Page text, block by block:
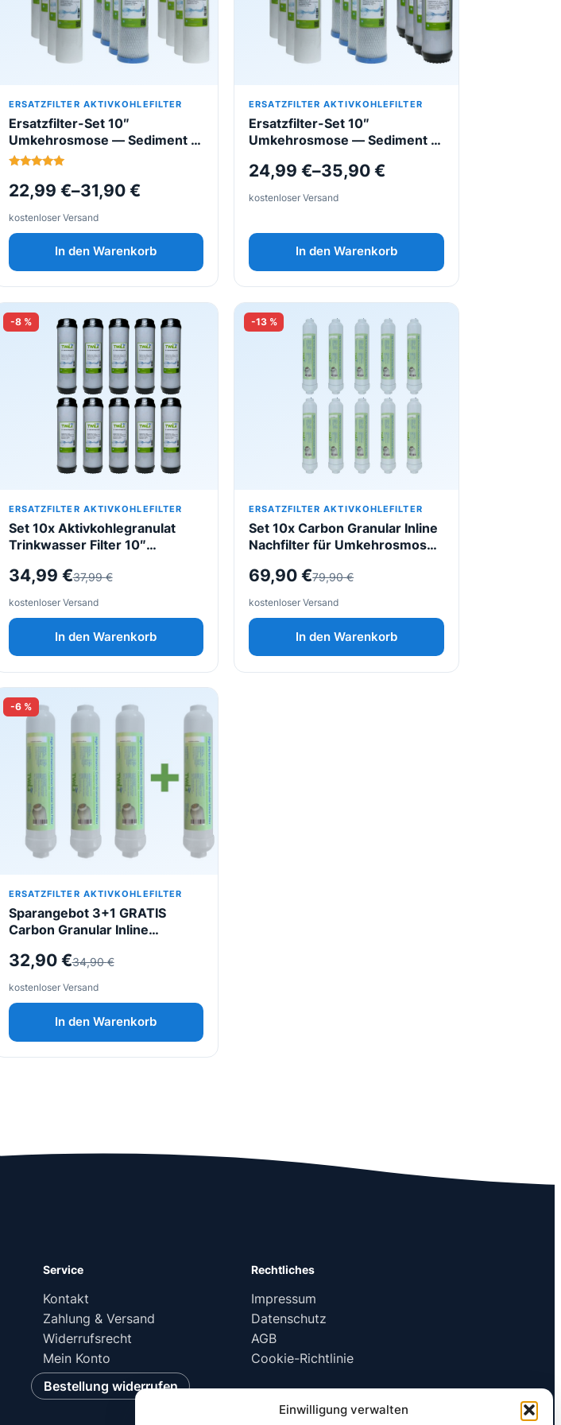
Einwilligung verwalten
ERSATZFILTER AKTIVKOHLEFILTER
Ersatzfilter-Set 10″
Umkehrosmose — Sediment &
Aktivkohleblock
mit
5.00
22,99 €–31,90 €
kostenloser Versand
In den Warenkorb
Optionen
der
Produktseite
gewählt
werden
ERSATZFILTER AKTIVKOHLEFILTER
Ersatzfilter-Set 10″
Umkehrosmose — Sediment &
24,99€–35,90€
kostenloser Versand
In den Warenkorb
Optionen
der
Produktseite
gewählt
werden
-8 %
ERSATZFILTER AKTIVKOHLEFILTER
Set 10x Aktivkohlegranulat
Trinkwasser Filter 10″
Umkehrosmose
37,99€
Ursprünglicher
Preis
war:
37,99 €
34,99 €
Aktueller
Preis
ist:
34,99 €.
kostenloser Versand
In den Warenkorb
-13 %
ERSATZFILTER AKTIVKOHLEFILTER
Set 10x Carbon Granular Inline
Nachfilter für Umkehrosmose /
79,90€
Ursprünglicher
Preis
war:
79,90 €
69,90€
Aktueller
Preis
ist:
69,90 €.
kostenloser Versand
In den Warenkorb
-6 %
ERSATZFILTER AKTIVKOHLEFILTER
Sparangebot 3+1 GRATIS
Carbon Granular Inline
Kühlschrankfilter
34,90€
Ursprünglicher
Preis
war:
34,90 €
32,90 €
Aktueller
Preis
ist:
32,90 €.
kostenloser Versand
In den Warenkorb
Service
Kontakt
Zahlung & Versand
Widerrufsrecht
Mein Konto
Bestellung widerrufen
Rechtliches
Impressum
Datenschutz
AGB
Cookie-Richtlinie